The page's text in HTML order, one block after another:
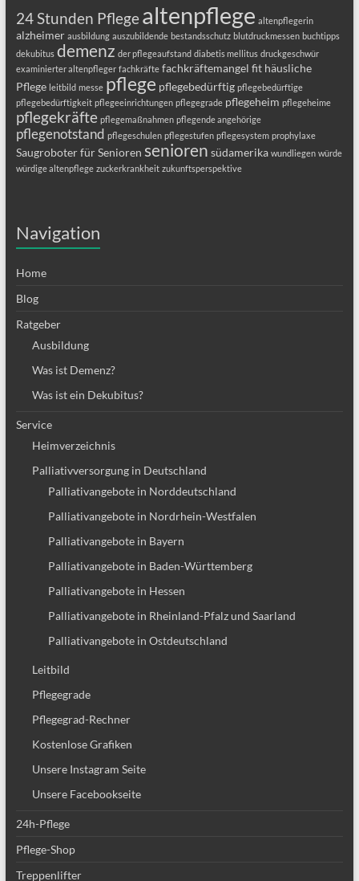
24 Stunden Pflegealtenpflege altenpflegerin
alzheimer ausbildung auszubildende bestandsschutz blutdruckmessen buchtipps
dekubitus demenz der pflegeaufstand diabetis mellitus druckgeschwür
examinierter altenpfleger fachkräfte fachkräftemangel fit häusliche
Pflege leitbild messe pflege pflegebedürftig pflegebedürftige
pflegebedürftigkeit pflegeeinrichtungen pflegegrade pflegeheim pflegeheime
pflegekräfte pflegemaßnahmen pflegende angehörige
pflegenotstand pflegeschulen pflegestufen pflegesystem prophylaxe
Saugroboter für Senioren senioren südamerika wundliegen würde
würdige altenpflege zuckerkrankheit zukunftsperspektive
Navigation
Home
Blog
Ratgeber
Ausbildung
Was ist Demenz?
Was ist ein Dekubitus?
Service
Heimverzeichnis
Palliativversorgung in Deutschland
Palliativangebote in Norddeutschland
Palliativangebote in Nordrhein-Westfalen
Palliativangebote in Bayern
Palliativangebote in Baden-Württemberg
Palliativangebote in Hessen
Palliativangebote in Rheinland-Pfalz und Saarland
Palliativangebote in Ostdeutschland
Leitbild
Pflegegrade
Pflegegrad-Rechner
Kostenlose Grafiken
Unsere Instagram Seite
Unsere Facebookseite
24h-Pflege
Pflege-Shop
Treppenlifter